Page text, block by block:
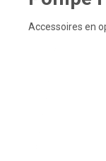
Accessoires en